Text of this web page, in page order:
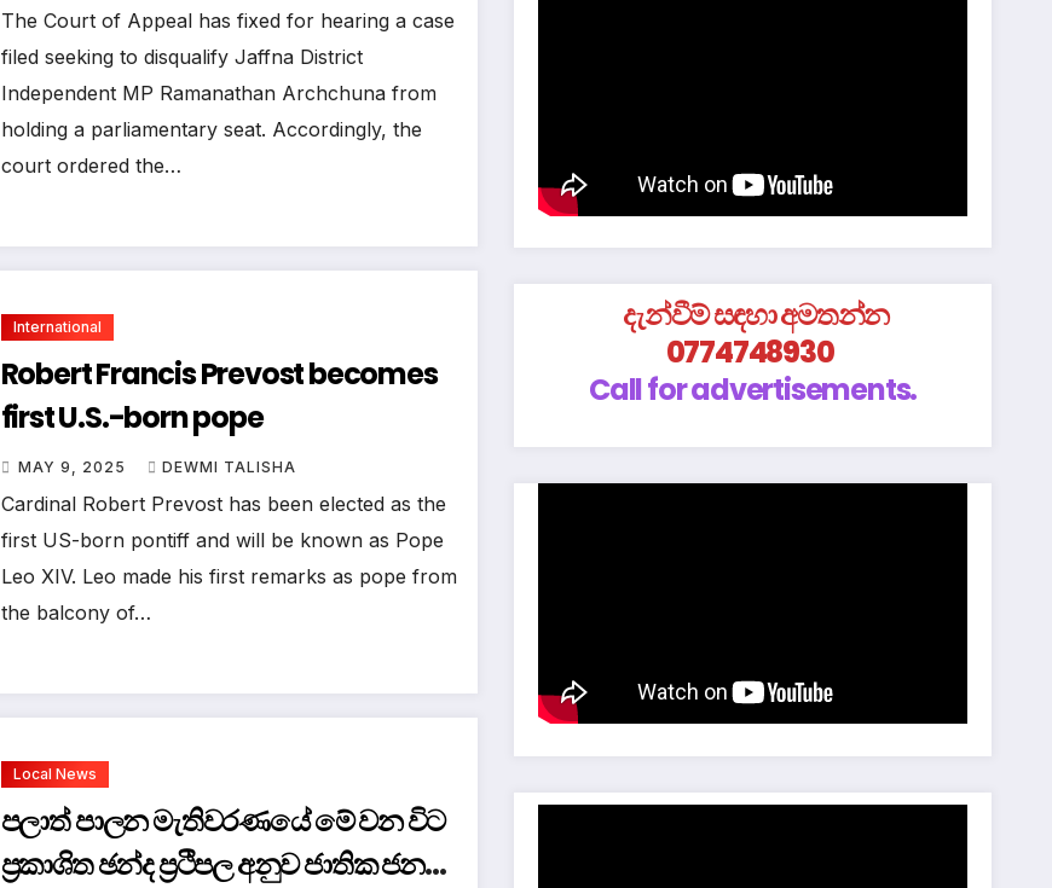
The Court of Appeal has fixed for hearing a case
filed seeking to disqualify Jaffna District
Independent MP Ramanathan Archchuna from
holding a parliamentary seat. Accordingly, the
court ordered the…
International
Robert Francis Prevost becomes
first U.S.-born pope
MAY 9, 2025 DEWMI TALISHA
Cardinal Robert Prevost has been elected as the
first US-born pontiff and will be known as Pope
Leo XIV. Leo made his first remarks as pope from
the balcony of…
Local News
පලාත් පාලන මැතිවරණයේ මේ වන විට
ප්‍රකාශිත ඡන්ද ප්‍රථිපල අනුව ජාතික ජන
දැන්වීම් සඳහා අමතන්න
0774748930
Call for advertisements.